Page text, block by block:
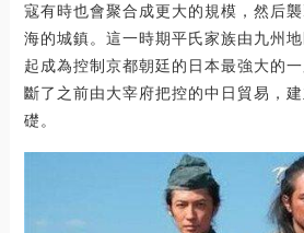
寇有時也會聚合成更大的規模，然后
海的城鎮。這一時期平氏家族由九州
起成為控制京都朝廷的日本最強大的
斷了之前由大宰府把控的中日貿易，
礎。